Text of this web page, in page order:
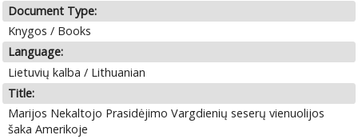
Document Type:
Knygos / Books
Language:
Lietuvių kalba / Lithuanian
Title:
Marijos Nekaltojo Prasidėjimo Vargdienių seserų vienuolijos
šaka Amerikoje